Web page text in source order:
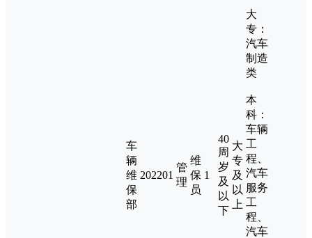
车
辆
维
保
部
202201
管
理
维
保
员
1
40
周
岁
及
以
下
大
专
及
以
上
大
专：
汽车
制造
类
本
科：
车辆
工
程、
汽车
服务
工
程、
汽车